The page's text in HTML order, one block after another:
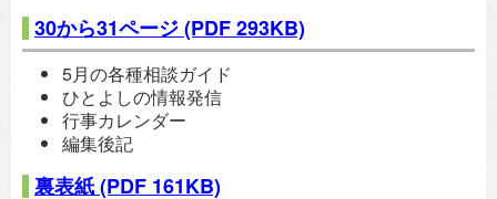
30から31ページ(PDF 293KB)
5月の各種相談ガイド
ひとよしの情報発信
行事カレンダー
編集後記
裏表紙(PDF 161KB)